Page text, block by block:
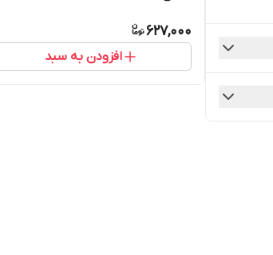
627,000
افزودن به سبد